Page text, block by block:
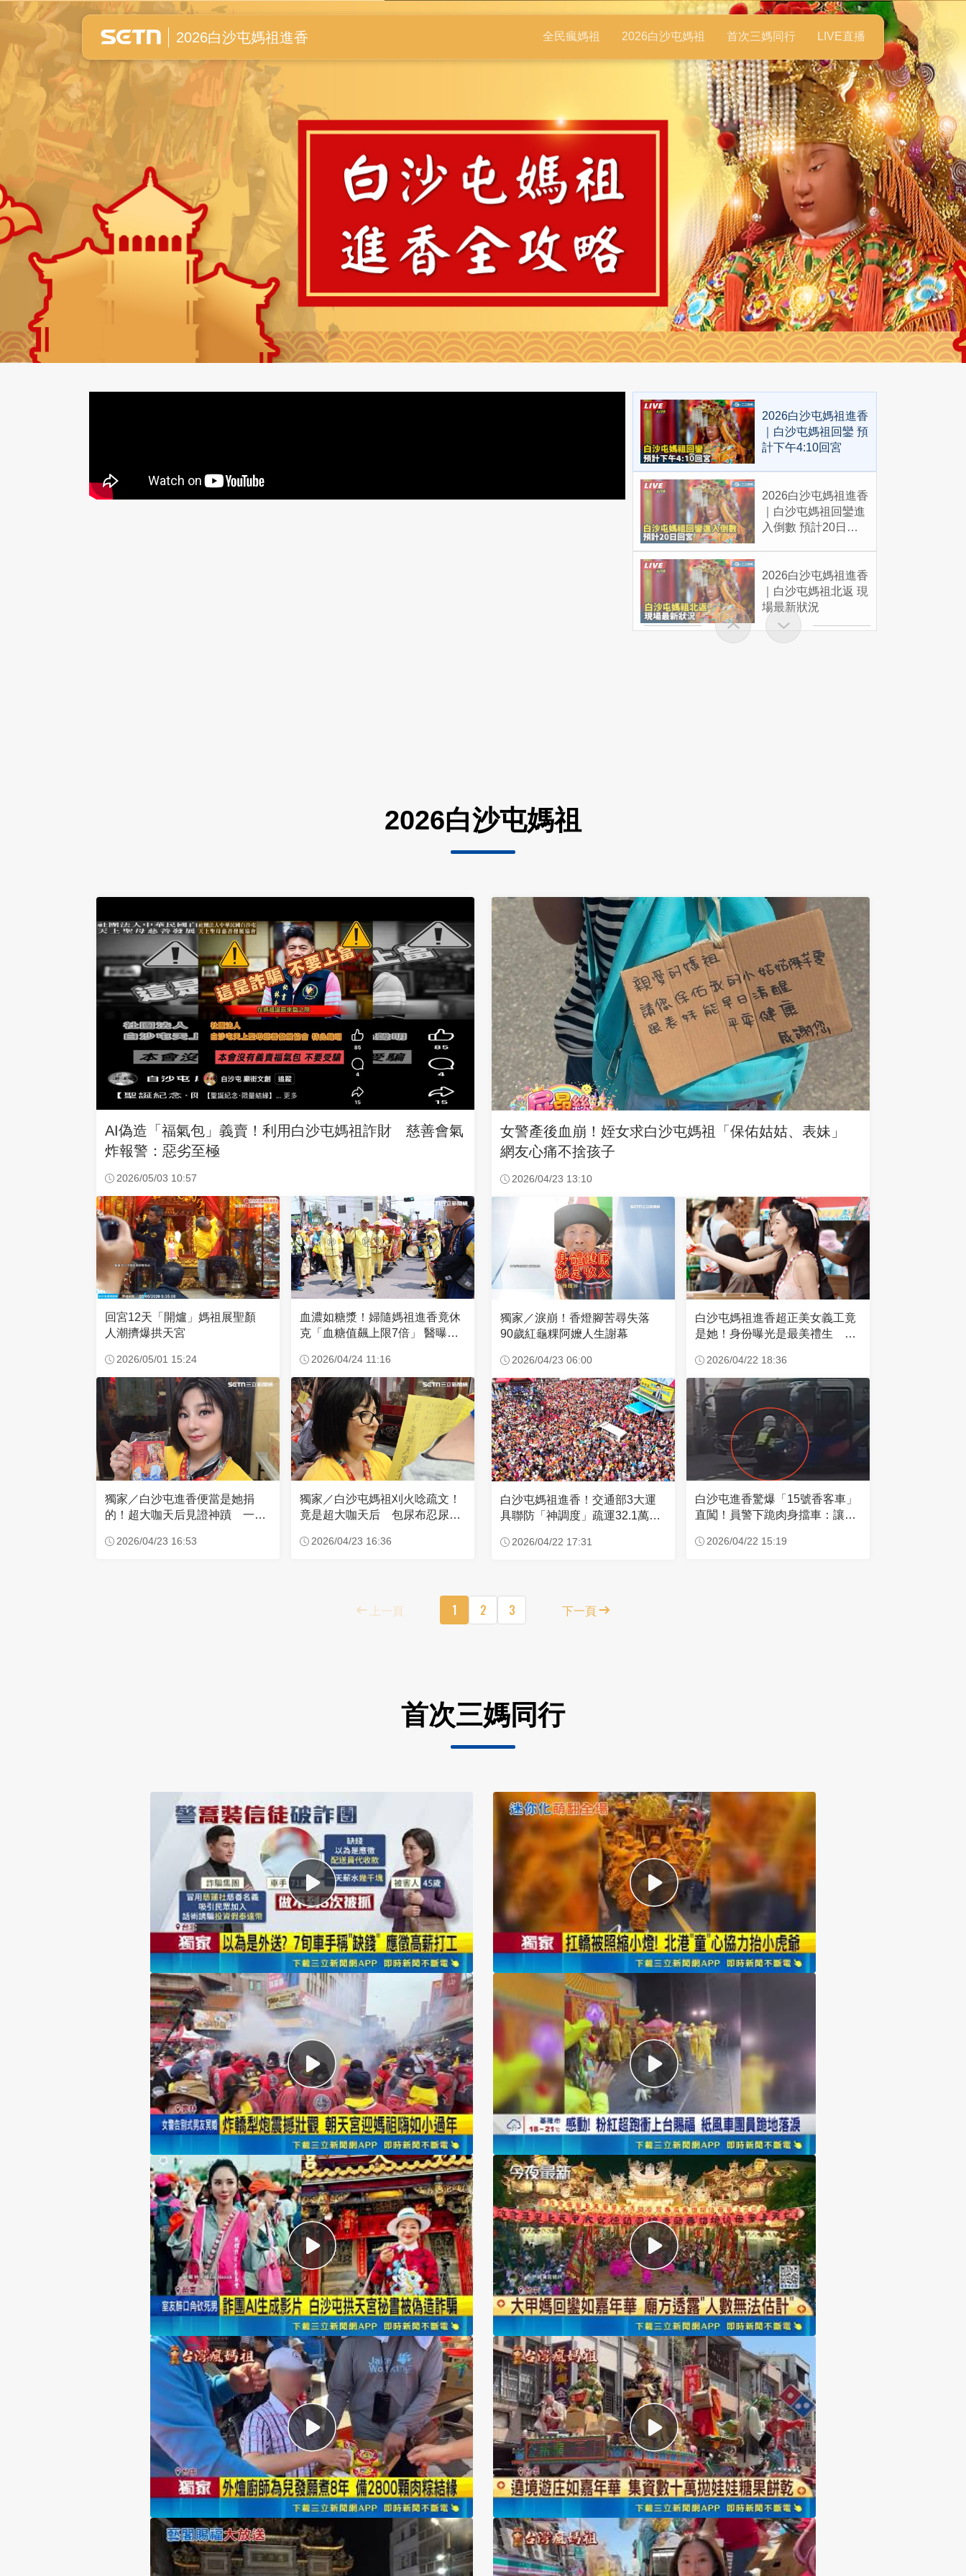
白沙屯媽祖進香全紀錄
2026白沙屯媽祖進香 全民瘋媽祖 2026白沙屯媽祖 首次三媽同行 LIVE直播
2026白沙屯媽祖進香
｜白沙屯媽祖回鑾 預
計下午4:10回宮
2026白沙屯媽祖進香
｜白沙屯媽祖回鑾進
入倒數 預計20日回
2026白沙屯媽祖進香
｜白沙屯媽祖北返 現
場最新狀況
2026白沙屯媽祖
AI偽造「福氣包」義賣！利用白沙屯媽祖詐財 慈善會氣
炸報警：惡劣至極
2026/05/03 10:57
回宮12天「開爐」媽祖展聖顏
人潮擠爆拱天宮
2026/05/01 15:24
血濃如糖漿！婦隨媽祖進香竟休
克「血糖值飆上限7倍」 醫曝原
2026/04/24 11:16
獨家／白沙屯進香便當是她捐
的！超大咖天后見證神蹟 一靠
2026/04/23 16:53
獨家／白沙屯媽祖刈火唸疏文！
竟是超大咖天后 包尿布忍尿5
2026/04/23 16:36
女警產後血崩！姪女求白沙屯媽祖「保佑姑姑、表妹」
網友心痛不捨孩子
2026/04/23 13:10
獨家／淚崩！香燈腳苦尋失落
90歲紅龜粿阿嬤人生謝幕
2026/04/23 06:00
白沙屯媽祖進香超正美女義工竟
是她！身份曝光是最美禮生 一
2026/04/22 18:36
白沙屯媽祖進香！交通部3大運
具聯防「神調度」疏運32.1萬創
2026/04/22 17:31
白沙屯進香驚爆「15號香客車」
直闖！員警下跪肉身擋車：讓行
2026/04/22 15:19
上一頁 1 2 3 下一頁
首次三媽同行